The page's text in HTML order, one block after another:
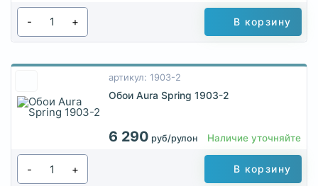
- + В корзину
артикул: 1903-2
Обои Aura Spring 1903-2
6 290 руб/рулон Наличие уточняйте
- + В корзину